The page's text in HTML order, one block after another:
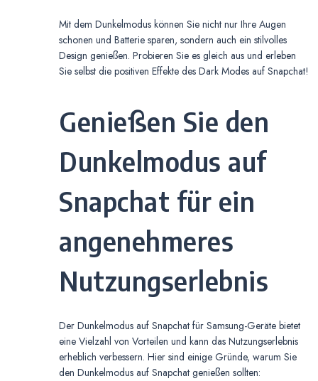
Mit dem Dunkelmodus können Sie nicht nur Ihre Augen
schonen und Batterie sparen, sondern auch ein stilvolles
Design genießen. Probieren Sie es gleich aus und erleben
Sie selbst die positiven Effekte des Dark Modes auf Snapchat!
Genießen Sie den
Dunkelmodus auf
Snapchat für ein
angenehmeres
Nutzungserlebnis
Der Dunkelmodus auf Snapchat für Samsung-Geräte bietet
eine Vielzahl von Vorteilen und kann das Nutzungserlebnis
erheblich verbessern. Hier sind einige Gründe, warum Sie
den Dunkelmodus auf Snapchat genießen sollten: